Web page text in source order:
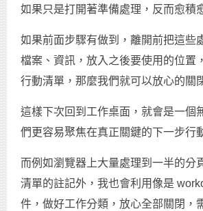
如果只是打開著準備處理，反而愈積
如果前面步驟有做到，離開前把這些
檔案、資訊，放入之後要使用的位置
行動清單，那麼我們就可以放心的關
這樣下次回到工作桌面，就會是一個
們更容易聚焦在真正關鍵的下一步行
而例如瀏覽器上大量處理到一半的分
清單的註記外，我也會利用像是
件，做好工作分類，放心全部關閉，